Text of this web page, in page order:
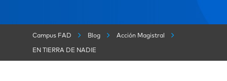
Campus FAD Blog Acción Magistral
EN TIERRA DE NADIE